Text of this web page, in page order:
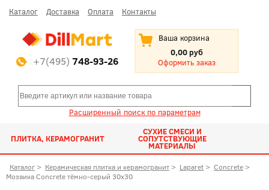
Каталог Доставка Оплата Контакты
+7(495) 748-93-26
Ваша корзина
0,00 руб
Оформить заказ
Расширенный поиск по параметрам
ПЛИТКА, КЕРАМОГРАНИТ
СУХИЕ СМЕСИ И
СОПУТСТВУЮЩИЕ
МАТЕРИАЛЫ
Каталог > Керамическая плитка и керамогранит > Laparet > Concrete >
Мозаика Concrete тёмно-серый 30x30